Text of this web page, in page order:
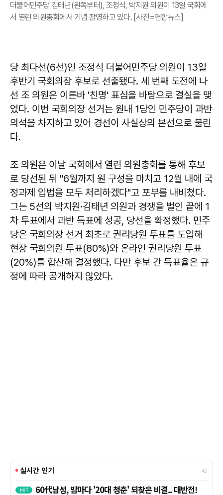
더불어민주당 김태년(왼쪽부터), 조정식, 박지원 의원이 13일 국회에
서 열린 의원총회에서 기념 촬영하고 있다. [사진=연합뉴스]
당 최다선(6선)인 조정식 더불어민주당 의원이 13일
후반기 국회의장 후보로 선출됐다. 세 번째 도전에 나
선 조 의원은 이른바 '친명' 표심을 바탕으로 결실을 맺
었다. 이번 국회의장 선거는 원내 1당인 민주당이 과반
의석을 차지하고 있어 경선이 사실상의 본선으로 불린
다.
조 의원은 이날 국회에서 열린 의원총회를 통해 후보
로 당선된 뒤 "6월까지 원 구성을 마치고 12월 내에 국
정과제 입법을 모두 처리하겠다"고 포부를 내비쳤다.
그는 5선의 박지원·김태년 의원과 경쟁을 벌인 끝에 1
차 투표에서 과반 득표에 성공, 당선을 확정했다. 민주
당은 국회의장 선거 최초로 권리당원 투표를 도입해
현장 국회의원 투표(80%)와 온라인 권리당원 투표
(20%)를 합산해 결정했다. 다만 후보 간 득표율은 규
정에 따라 공개하지 않았다.